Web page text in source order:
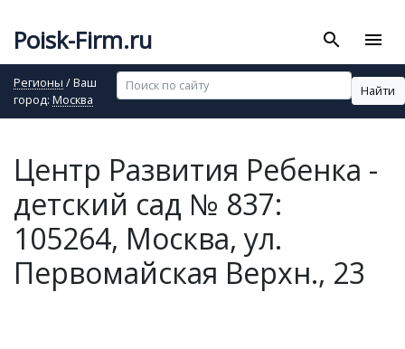
Poisk-Firm.ru search menu
Регионы / Ваш
город: Москва
Найти
Центр Развития Ребенка -
детский сад № 837:
105264, Москва, ул.
Первомайская Верхн., 23